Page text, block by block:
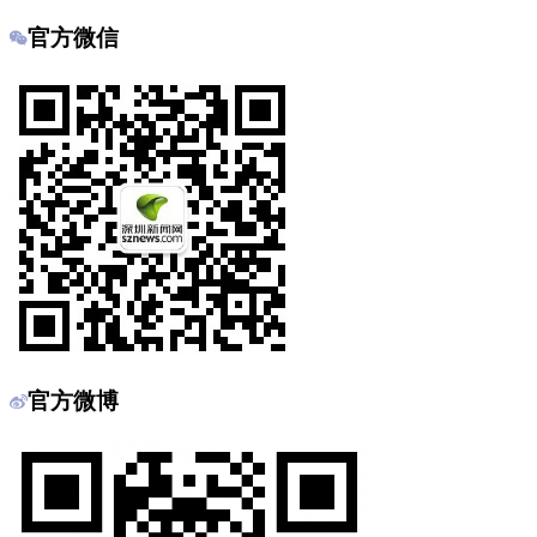
官方微信
官方微博